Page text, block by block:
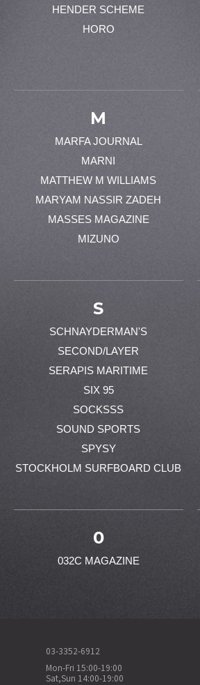
HENDER SCHEME
HORO
M
MARFA JOURNAL
MARNI
MATTHEW M WILLIAMS
MARYAM NASSIR ZADEH
MASSES MAGAZINE
MIZUNO
S
SCHNAYDERMAN'S
SECOND/LAYER
SERAPIS MARITIME
SIX 95
SOCKSSS
SOUND SPORTS
SPYSY
STOCKHOLM SURFBOARD CLUB
0
032C MAGAZINE
03-3352-6912
Mon-Fri 15:00-19:00
Sat,Sun 14:00-19:00